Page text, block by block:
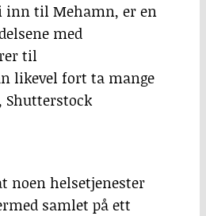
inn til Mehamn, er en
med
til
likevel fort ta mange
Shutterstock
noen helsetjenester
samlet på ett